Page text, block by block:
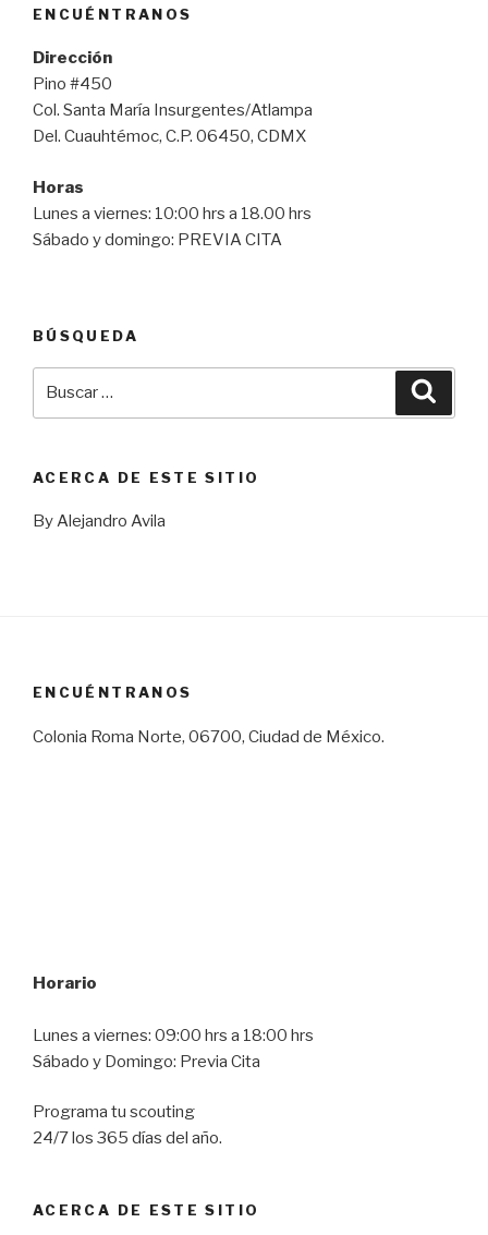
ENCUÉNTRANOS
Dirección
Pino #450
Col. Santa María Insurgentes/Atlampa
Del. Cuauhtémoc, C.P. 06450, CDMX
Horas
Lunes a viernes: 10:00 hrs a 18.00 hrs
Sábado y domingo: PREVIA CITA
BÚSQUEDA
ACERCA DE ESTE SITIO
By Alejandro Avila
ENCUÉNTRANOS
Colonia Roma Norte, 06700, Ciudad de México.
Horario
Lunes a viernes: 09:00 hrs a 18:00 hrs
Sábado y Domingo: Previa Cita
Programa tu scouting
24/7 los 365 días del año.
ACERCA DE ESTE SITIO